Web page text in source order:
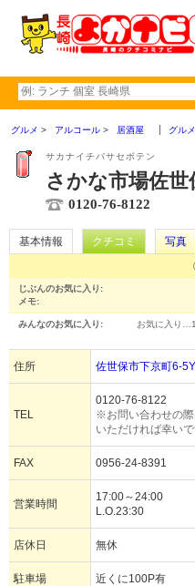
グルメ アルコール 居酒屋 グルメ
サカナイチバサセボテン
さかな市場佐世
0120-76-8122
基本情報 クチコミ
写真
じぶんのお気に入り:
メモ:
みんなのお気に入り: お気に入り…
住所 佐世保市下京町6-
TEL
0120-76-8122
※お問い合わせの際
いただければ幸いで
FAX 0956-24-8391
営業時間
17:00～24:00
L.O.23:30
店休日 無休
駐車場 近くに100P有